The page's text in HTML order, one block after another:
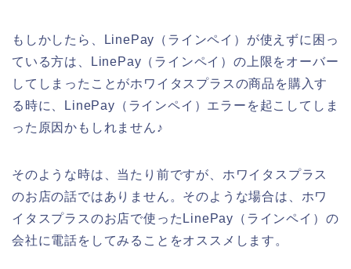
もしかしたら、LinePay（ラインペイ）が使えずに困っ
ている方は、LinePay（ラインペイ）の上限をオーバー
してしまったことがホワイタスプラスの商品を購入す
る時に、LinePay（ラインペイ）エラーを起こしてしま
った原因かもしれません♪
そのような時は、当たり前ですが、ホワイタスプラス
のお店の話ではありません。そのような場合は、ホワ
イタスプラスのお店で使ったLinePay（ラインペイ）の
会社に電話をしてみることをオススメします。